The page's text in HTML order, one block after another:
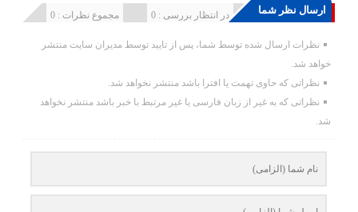
ارسال نظر شما مجموع نظرات : 0 در انتظار بررسی : 0 انتشار یافته : 0
نظرات ارسال شده توسط شما، پس از تایید توسط مدیران سایت منتشر
خواهد شد.
نظراتی که حاوی تهمت یا افترا باشد منتشر نخواهد شد.
نظراتی که به غیر از زبان فارسی یا غیر مرتبط با خبر باشد منتشر نخواهد
شد.